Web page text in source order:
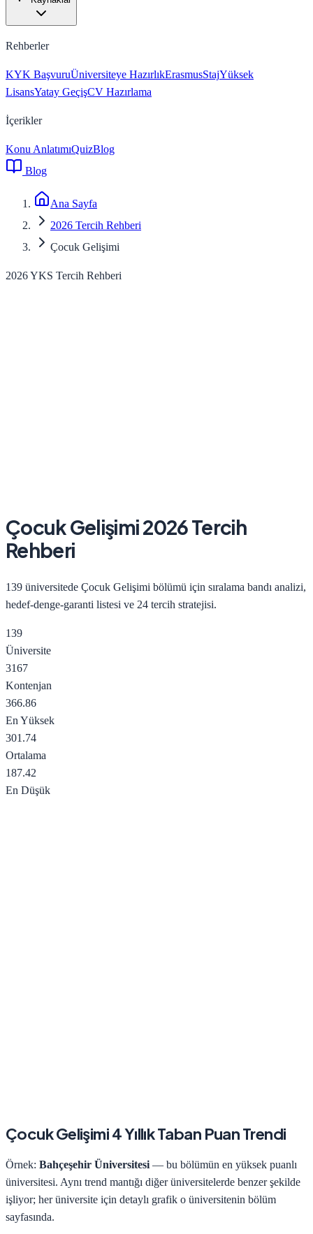
Rehberler
KYK BaşvuruÜniversiteye HazırlıkErasmusStajYüksek
LisansYatay GeçişCV Hazırlama
İçerikler
Konu AnlatımıQuizBlog
Blog
Ana Sayfa
2026 Tercih Rehberi
Çocuk Gelişimi
2026 YKS Tercih Rehberi
Çocuk Gelişimi2026Tercih
Rehberi
139 üniversitede Çocuk Gelişimi bölümü için sıralama bandı analizi,
hedef-denge-garanti listesi ve 24 tercih stratejisi.
139
Üniversite
3167
Kontenjan
366.86
En Yüksek
301.74
Ortalama
187.42
En Düşük
Çocuk Gelişimi4 Yıllık Taban Puan Trendi
Örnek: Bahçeşehir Üniversitesi — bu bölümün en yüksek puanlı
üniversitesi. Aynı trend mantığı diğer üniversitelerde benzer şekilde
işliyor; her üniversite için detaylı grafik o üniversitenin bölüm
sayfasında.